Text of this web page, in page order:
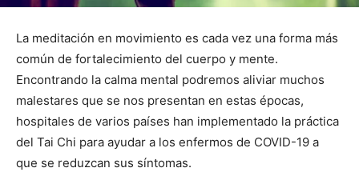
La meditación en movimiento es cada vez una forma más
común de fortalecimiento del cuerpo y mente.
Encontrando la calma mental podremos aliviar muchos
malestares que se nos presentan en estas épocas,
hospitales de varios países han implementado la práctica
del Tai Chi para ayudar a los enfermos de COVID-19 a
que se reduzcan sus síntomas.